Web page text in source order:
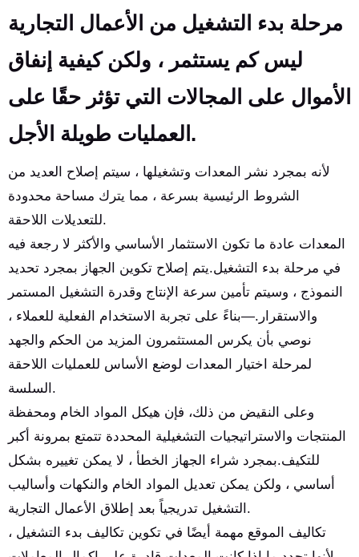
مرحلة بدء التشغيل من الأعمال التجارية
ليس كم يستثمر ، ولكن كيفية إنفاق
الأموال على المجالات التي تؤثر حقًا على
العمليات طويلة الأجل.
لأنه بمجرد نشر المعدات وتشغيلها ، سيتم إصلاح العديد من
الشروط الرئيسية بسرعة ، مما يترك مساحة محدودة
للتعديلات اللاحقة.
المعدات عادة ما تكون الاستثمار الأساسي والأكثر لا رجعة فيه
في مرحلة بدء التشغيل.يتم إصلاح تكوين الجهاز بمجرد تحديد
النموذج ، وسيتم تأمين سرعة الإنتاج وقدرة التشغيل المستمر
والاستقرار.—بناءً على تجربة الاستخدام الفعلية للعملاء ،
نوصي بأن يكرس المستثمرون المزيد من الحكم والجهد
لمرحلة اختيار المعدات لوضع الأساس للعمليات اللاحقة
السلسة.
وعلى النقيض من ذلك، فإن هيكل المواد الخام ومحفظة
المنتجات والاستراتيجيات التشغيلية المحددة تتمتع بمرونة أكبر
للتكيف.بمجرد شراء الجهاز الخطأ ، لا يمكن تغييره بشكل
أساسي ، ولكن يمكن تعديل المواد الخام والنكهات وأساليب
التشغيل تدريجياً بعد إطلاق الأعمال التجارية.
تكاليف الموقع مهمة أيضًا في تكوين تكاليف بدء التشغيل ،